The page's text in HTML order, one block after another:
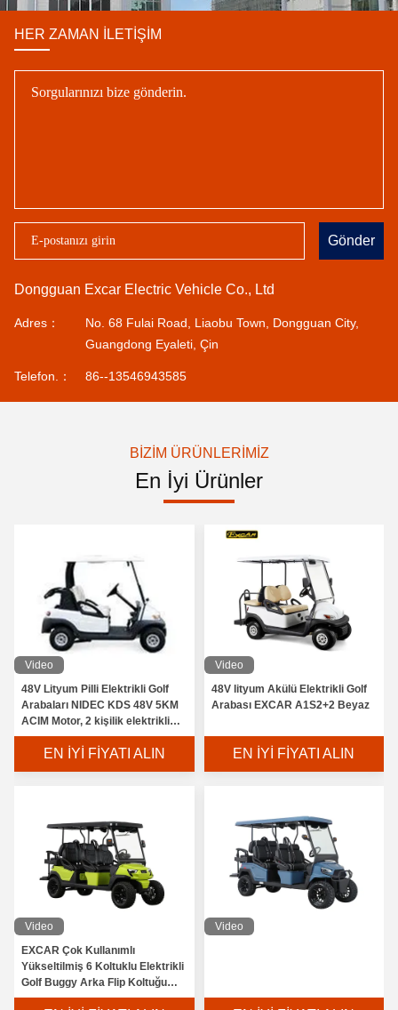
HER ZAMAN İLETIŞIM
Gönder
Dongguan Excar Electric Vehicle Co., Ltd
Adres：
No. 68 Fulai Road, Liaobu Town, Dongguan City,
Guangdong Eyaleti, Çin
Telefon.： 86--13546943585
BIZIM ÜRÜNLERIMIZ
En İyi Ürünler
Video
48V Lityum Pilli Elektrikli Golf
Arabaları NIDEC KDS 48V 5KM
ACIM Motor, 2 kişilik elektrikli
golf arabası
EN İYI FIYATI ALIN
Video
48V lityum Akülü Elektrikli Golf
Arabası EXCAR A1S2+2 Beyaz
EN İYI FIYATI ALIN
Video
EXCAR Çok Kullanımlı
Yükseltilmiş 6 Koltuklu Elektrikli
Golf Buggy Arka Flip Koltuğu
Rengi Özel
Video